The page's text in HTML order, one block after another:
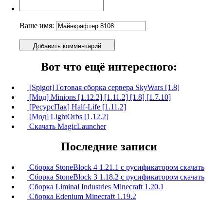
Ваше имя:
Добавить комментарий
Вот что ещё интересного:
[Spigot] Готовая сборка сервера SkyWars [1.8]
[Мод] Minions [1.12.2] [1.11.2] [1.8] [1.7.10]
[РесурсПак] Half-Life [1.11.2]
[Мод] LightOrbs [1.12.2]
Скачать MagicLauncher
Последние записи
Сборка StoneBlock 4 1.21.1 с русификатором скачать
Сборка StoneBlock 3 1.18.2 с русификатором скачать
Сборка Liminal Industries Minecraft 1.20.1
Сборка Edenium Minecraft 1.19.2